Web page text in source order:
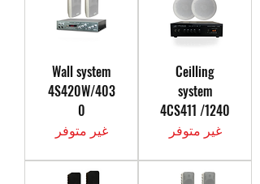
Ceilling
system
4CS411 /1240
غير متوفر
Wall system
4S420W/403
0
غير متوفر